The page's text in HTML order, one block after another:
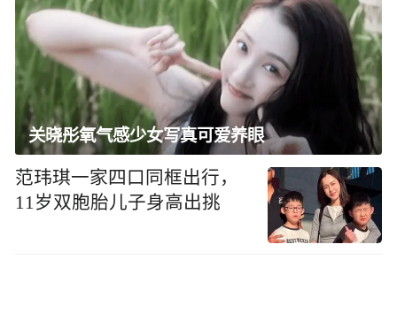
关晓彤氧气感少女写真可爱养眼
范玮琪一家四口同框出行，
11岁双胞胎儿子身高出挑